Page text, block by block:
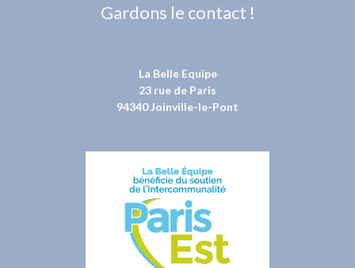
Gardons le contact !
La Belle Equipe
23 rue de Paris
94340 Joinville-le-Pont